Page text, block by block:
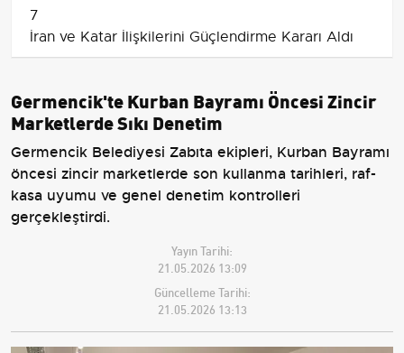
7
İran ve Katar İlişkilerini Güçlendirme Kararı Aldı
Germencik'te Kurban Bayramı Öncesi Zincir
Marketlerde Sıkı Denetim
Germencik Belediyesi Zabıta ekipleri, Kurban Bayramı
öncesi zincir marketlerde son kullanma tarihleri, raf-
kasa uyumu ve genel denetim kontrolleri
gerçekleştirdi.
Yayın Tarihi:
21.05.2026 13:09
Güncelleme Tarihi:
21.05.2026 13:13